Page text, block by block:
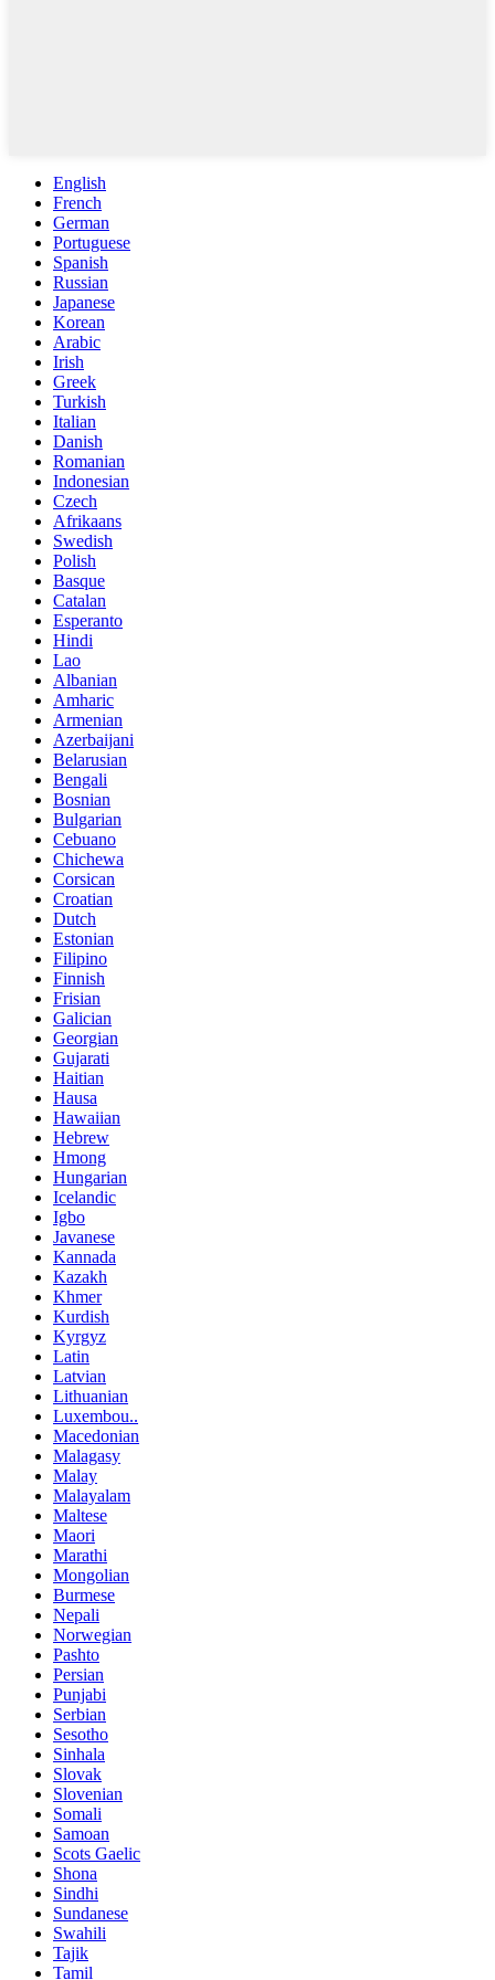
English
French
German
Portuguese
Spanish
Russian
Japanese
Korean
Arabic
Irish
Greek
Turkish
Italian
Danish
Romanian
Indonesian
Czech
Afrikaans
Swedish
Polish
Basque
Catalan
Esperanto
Hindi
Lao
Albanian
Amharic
Armenian
Azerbaijani
Belarusian
Bengali
Bosnian
Bulgarian
Cebuano
Chichewa
Corsican
Croatian
Dutch
Estonian
Filipino
Finnish
Frisian
Galician
Georgian
Gujarati
Haitian
Hausa
Hawaiian
Hebrew
Hmong
Hungarian
Icelandic
Igbo
Javanese
Kannada
Kazakh
Khmer
Kurdish
Kyrgyz
Latin
Latvian
Lithuanian
Luxembou..
Macedonian
Malagasy
Malay
Malayalam
Maltese
Maori
Marathi
Mongolian
Burmese
Nepali
Norwegian
Pashto
Persian
Punjabi
Serbian
Sesotho
Sinhala
Slovak
Slovenian
Somali
Samoan
Scots Gaelic
Shona
Sindhi
Sundanese
Swahili
Tajik
Tamil